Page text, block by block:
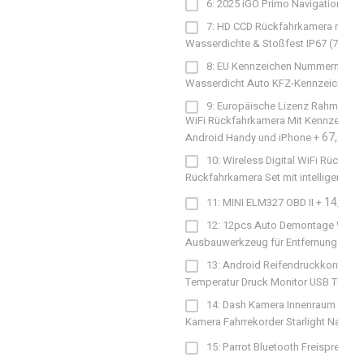
6: 2025 iGO Primo
7: HD CCD
Wasserdichte & Stoßfest IP67
8: EU Kennzeichen
Wasserdicht Auto KFZ-
9: Europäische Lizenz
WiFi Rückfahrkamera Mit
Android Handy und iPhone+
10: Wireless Digital WiFi
Rückfahrkamera Set mit
11: MINI ELM327 OBD II +
12: 12pcs Auto
Ausbauwerkzeug für
13: Android
Temperatur Druck Monitor USB
14: Dash Kamera
Kamera Fahrrekorder Starlight
15: Parrot Bluetooth